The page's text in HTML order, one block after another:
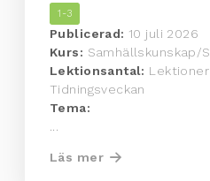
1-3
Publicerad: 10 juli 2026
Kurs: Samhällskunskap/
Lektionsantal:
Tidningsveckan
Tema:
Läs mer